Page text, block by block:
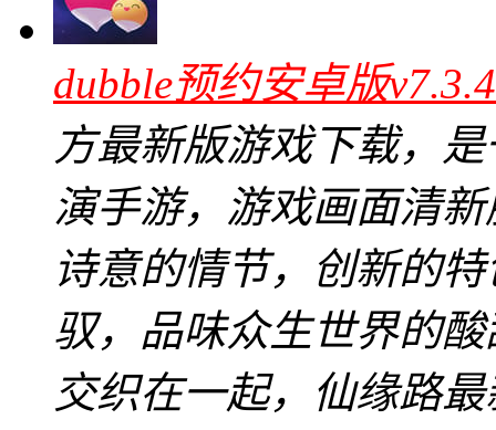
dubble预约安卓版
方最新版游戏下载，
演手游，游戏画面清
诗意的情节，创新的
驭，品味众生世界的
交织在一起，仙缘路